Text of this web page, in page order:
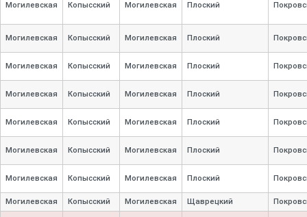
Могилевская Копысский Могилевская Плоский
Могилевская Копысский Могилевская Плоский
Могилевская Копысский Могилевская Плоский
Могилевская Копысский Могилевская Плоский
Могилевская Копысский Могилевская Плоский
Могилевская Копысский Могилевская Плоский
Могилевская Копысский Могилевская Плоский
Могилевская Копысский Могилевская Щаврецкий